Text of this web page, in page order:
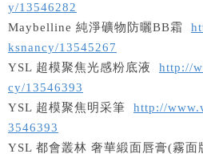
y/13546282
Maybelline 純淨礦物防曬BB霜
ksnancy/13545267
YSL 超模聚焦光感粉底液 http://
cy/13546393
YSL 超模聚焦明采筆 http://
3546393
YSL 都會叢林 奢華緞面唇膏(霧